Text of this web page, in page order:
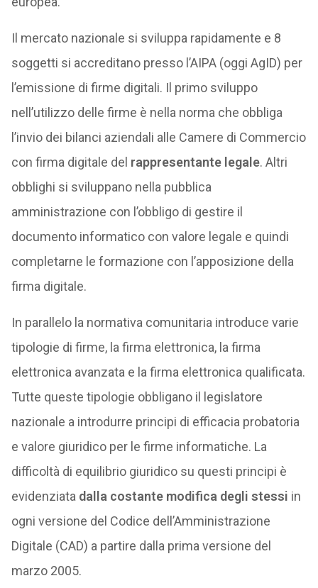
Il mercato nazionale si sviluppa rapidamente e 8
soggetti si accreditano presso l’AIPA (oggi AgID) per
l’emissione di firme digitali. Il primo sviluppo
nell’utilizzo delle firme è nella norma che obbliga
l’invio dei bilanci aziendali alle Camere di Commercio
con firma digitale del rappresentante legale. Altri
obblighi si sviluppano nella pubblica
amministrazione con l’obbligo di gestire il
documento informatico con valore legale e quindi
completarne le formazione con l’apposizione della
firma digitale.
In parallelo la normativa comunitaria introduce varie
tipologie di firme, la firma elettronica, la firma
elettronica avanzata e la firma elettronica qualificata.
Tutte queste tipologie obbligano il legislatore
nazionale a introdurre principi di efficacia probatoria
e valore giuridico per le firme informatiche. La
difficoltà di equilibrio giuridico su questi principi è
evidenziata dalla costante modifica degli stessi in
ogni versione del Codice dell’Amministrazione
Digitale (CAD) a partire dalla prima versione del
marzo 2005.